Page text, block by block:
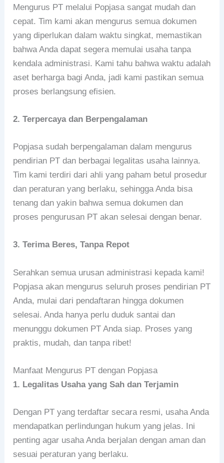
Mengurus PT melalui Popjasa sangat mudah dan
cepat. Tim kami akan mengurus semua dokumen
yang diperlukan dalam waktu singkat, memastikan
bahwa Anda dapat segera memulai usaha tanpa
kendala administrasi. Kami tahu bahwa waktu adalah
aset berharga bagi Anda, jadi kami pastikan semua
proses berlangsung efisien.
2. Terpercaya dan Berpengalaman
Popjasa sudah berpengalaman dalam mengurus
pendirian PT dan berbagai legalitas usaha lainnya.
Tim kami terdiri dari ahli yang paham betul prosedur
dan peraturan yang berlaku, sehingga Anda bisa
tenang dan yakin bahwa semua dokumen dan
proses pengurusan PT akan selesai dengan benar.
3. Terima Beres, Tanpa Repot
Serahkan semua urusan administrasi kepada kami!
Popjasa akan mengurus seluruh proses pendirian PT
Anda, mulai dari pendaftaran hingga dokumen
selesai. Anda hanya perlu duduk santai dan
menunggu dokumen PT Anda siap. Proses yang
praktis, mudah, dan tanpa ribet!
Manfaat Mengurus PT dengan Popjasa
1. Legalitas Usaha yang Sah dan Terjamin
Dengan PT yang terdaftar secara resmi, usaha Anda
mendapatkan perlindungan hukum yang jelas. Ini
penting agar usaha Anda berjalan dengan aman dan
sesuai peraturan yang berlaku.